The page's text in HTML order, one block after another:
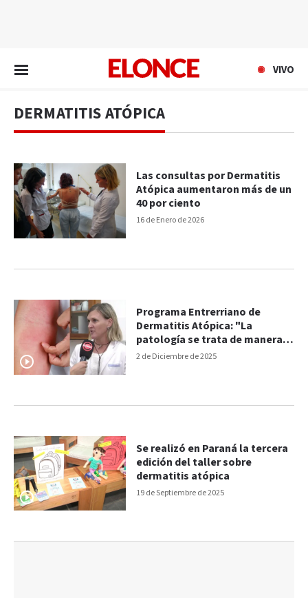
VIVO
DERMATITIS ATÓPICA
16 de Enero de 2026
Las consultas por Dermatitis
Atópica aumentaron más de un
40 por ciento
2 de Diciembre de 2025
Programa Entrerriano de
Dermatitis Atópica: "La
patología se trata de manera
integral", explicaron
19 de Septiembre de 2025
Se realizó en Paraná la tercera
edición del taller sobre
dermatitis atópica